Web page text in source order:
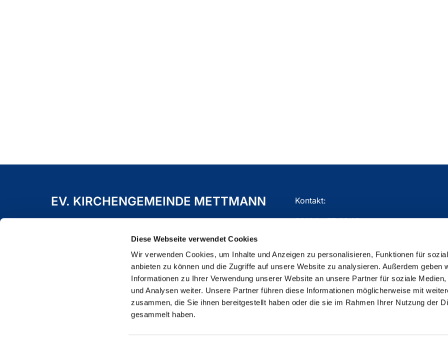
Diese Webseite verwendet Cookies
Wir verwenden Cookies, um Inhalte und Anzeigen zu personalisieren, Funktionen für
anbieten zu können und die Zugriffe auf unsere Website zu analysieren. Außerdem geben
Informationen zu Ihrer Verwendung unserer Website an unsere Partner für soziale Medien,
und Analysen weiter. Unsere Partner führen diese Informationen möglicherweise mit
zusammen, die Sie ihnen bereitgestellt haben oder die sie im Rahmen Ihrer Nutzung der
gesammelt haben.
EV. KIRCHENGEMEINDE METTMANN Kontakt:
02104 - 77 03 10
ChurchDesk-Login